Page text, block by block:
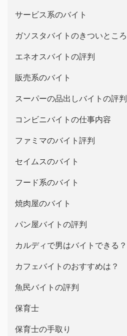
サービス系のバイト
ガソスタバイトのきついところ
エネオスバイトの評判
販売系のバイト
スーパーの品出しバイトの評判
コンビニバイトの仕事内容
ファミマのバイト評判
セイムスのバイト
フード系のバイト
焼肉屋のバイト
パン屋バイトの評判
カルディで男はバイトできる？
カフェバイトのおすすめは？
魚民バイトの評判
保育士
保育士の手取り